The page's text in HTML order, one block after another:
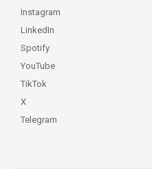
Instagram
LinkedIn
Spotify
YouTube
TikTok
X
Telegram